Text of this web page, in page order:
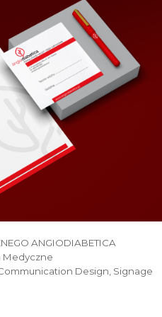
ANGIODIABETICA
Medyczne
Design, Signage